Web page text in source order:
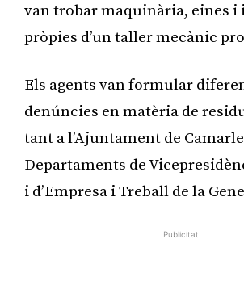
van trobar maquinària, eines i
pròpies d’un taller mecànic
Els agents van formular
denúncies en matèria de
tant a l’Ajuntament de
Departaments de
i d’Empresa i Treball de la
Publicitat